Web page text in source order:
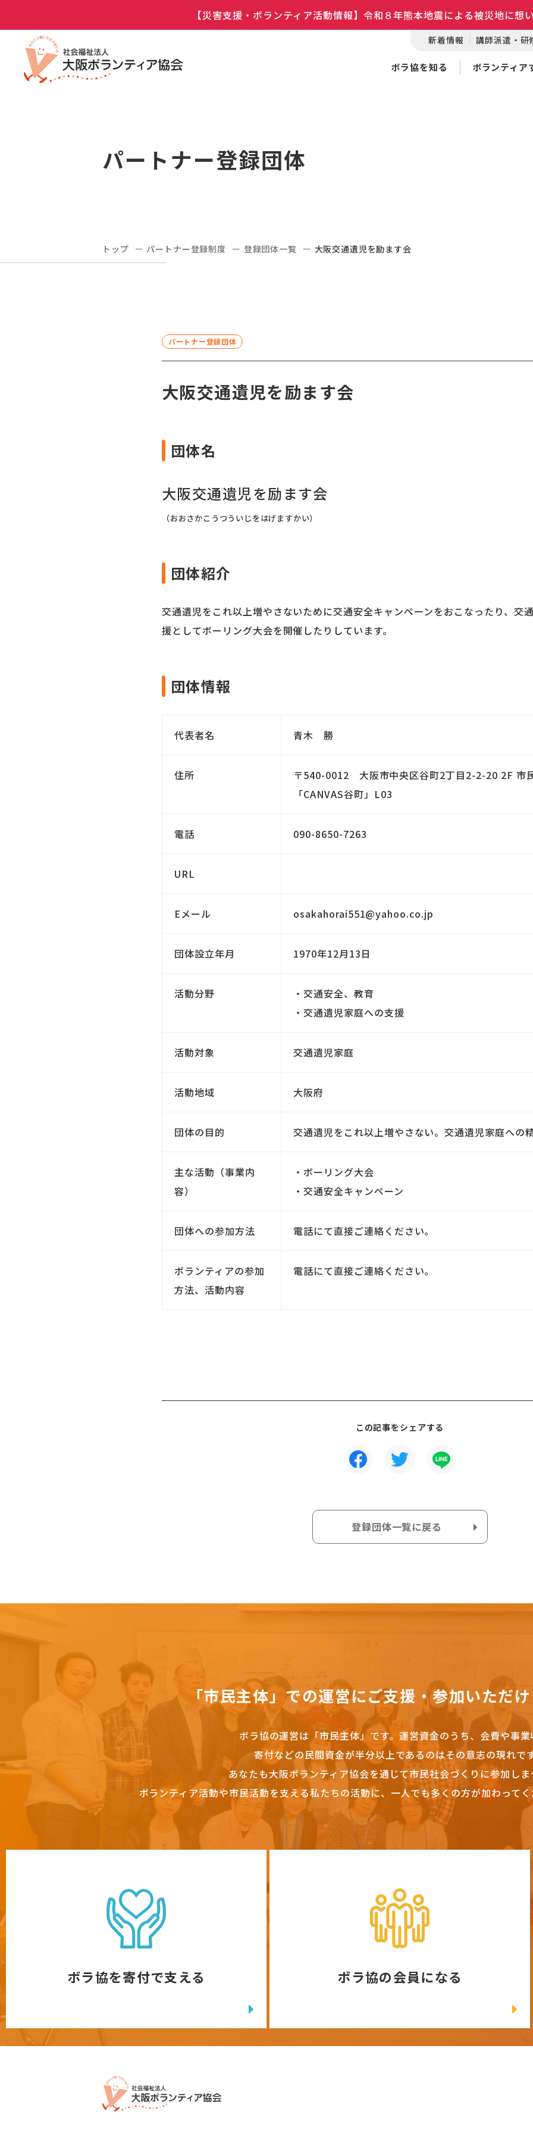
【災害支援・ボランティア活動情報】令和８年熊本地震による被災地に想
新着情報 講師派遣・研
ボラ協を知る ボランティア
パートナー登録団体
トップ パートナー登録制度 登録団体一覧 大阪交通遺児を励ます会
パートナー登録団体
大阪交通遺児を励ます会
団体名
大阪交通遺児を励ます会
（おおさかこうつういじをはげますかい）
団体紹介
交通遺児をこれ以上増やさないために交通安全キャンペーンをおこなったり、交
援としてボーリング大会を開催したりしています。
団体情報
代表者名 青木 勝
住所
〒540-0012 大阪市中央区谷町2丁目2-2-20 2F 市
「CANVAS谷町」L03
電話 090-8650-7263
URL
Eメール osakahorai551@yahoo.co.jp
団体設立年月 1970年12月13日
活動分野
・交通安全、教育
・交通遺児家庭への支援
活動対象 交通遺児家庭
活動地域 大阪府
団体の目的 交通遺児をこれ以上増やさない。交通遺児家庭への
主な活動（事業内
容）
・ボーリング大会
・交通安全キャンペーン
団体への参加方法 電話にて直接ご連絡ください。
ボランティアの参加
方法、活動内容
電話にて直接ご連絡ください。
この記事をシェアする
登録団体一覧に戻る
「市民主体」での運営にご支援・参加いただ
ボラ協の運営は「市民主体」です。 運営資金のうち、会費や事業
寄付などの民間資金が半分以上であるのはその意志の現れです
あなたも大阪ボランティア協会を通じて市民社会づくりに参加しま
ボランティア活動や市民活動を支える私たちの活動に、一人でも多くの方が加わってく
ボラ協を寄付で支える ボラ協の会員になる